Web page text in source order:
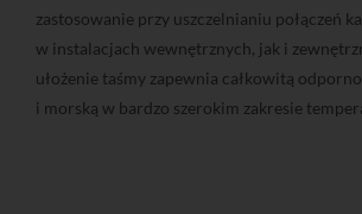
zastosowanie przy uszczelnianiu połączeń
w instalacjach wewnętrznych, jak i
ułożenie taśmy zapewnia całkowitą
i morską w bardzo szerokim zakresie